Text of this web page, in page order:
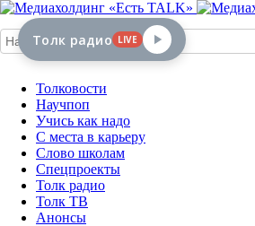
Толковости
Научпоп
Учись как надо
С места в карьеру
Слово школам
Спецпроекты
Толк радио
Толк ТВ
Анонсы
Толк радио LIVE